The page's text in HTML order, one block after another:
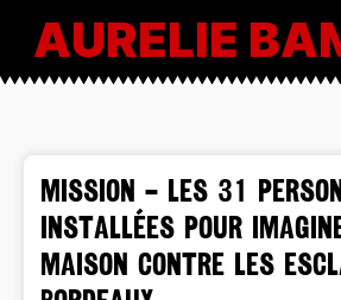
AURELIE
MISSION – Les 31
installées pour
Maison contre les